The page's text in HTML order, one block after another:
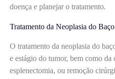
doença e planejar o tratamento.
Tratamento da Neoplasia do
O tratamento da neoplasia do
e estágio do tumor, bem como
esplenectomia, ou remoção